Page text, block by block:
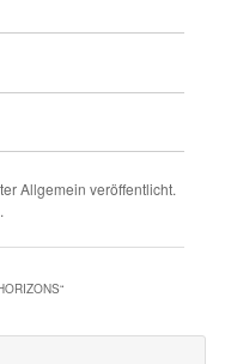
Allgemein veröffentlicht.
.
“